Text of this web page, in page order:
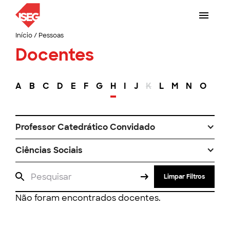
Início/ Pessoas
Docentes
A B C D E F G H I J K L M N O
Professor Catedrático Convidado
Ciências Sociais
Limpar Filtros
Não foram encontrados docentes.